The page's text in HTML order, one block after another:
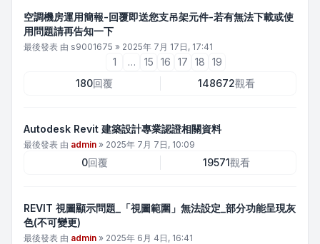
空調機房運用簡報-回覆即送您支吊架元件-若有無法下載或使
用問題請再告知一下
最後發表 由 s9001675 » 2025年 7月 17日, 17:41
1 … 15 16 17 18
19
180回覆 148672觀看
Autodesk Revit 建築設計專業認證相關資料
最後發表 由 admin » 2025年 7月 7日, 10:09
0回覆 19571觀看
REVIT 視圖顯示問題_「視圖範圍」無法設定_部分功能呈現灰
色(不可變更)
最後發表 由 admin » 2025年 6月 4日, 16:41